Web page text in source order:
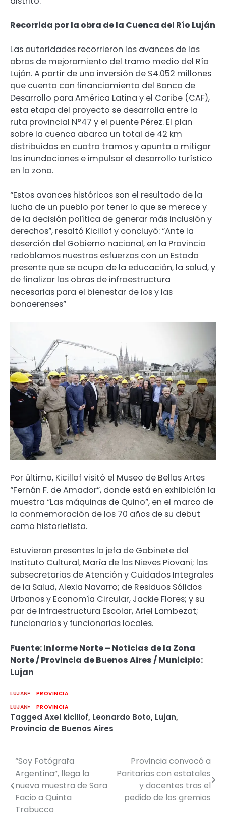
Recorrida por la obra de la Cuenca del Río Luján
Las autoridades recorrieron los avances de las
obras de mejoramiento del tramo medio del Río
Luján. A partir de una inversión de $4.052 millones
que cuenta con financiamiento del Banco de
Desarrollo para América Latina y el Caribe (CAF),
esta etapa del proyecto se desarrolla entre la
ruta provincial N°47 y el puente Pérez. El plan
sobre la cuenca abarca un total de 42 km
distribuidos en cuatro tramos y apunta a mitigar
las inundaciones e impulsar el desarrollo turístico
en la zona.
“Estos avances históricos son el resultado de la
lucha de un pueblo por tener lo que se merece y
de la decisión política de generar más inclusión y
derechos”, resaltó Kicillof y concluyó: “Ante la
deserción del Gobierno nacional, en la Provincia
redoblamos nuestros esfuerzos con un Estado
presente que se ocupa de la educación, la salud, y
de finalizar las obras de infraestructura
necesarias para el bienestar de los y las
bonaerenses”
Por último, Kicillof visitó el Museo de Bellas Artes
“Fernán F. de Amador”, donde está en exhibición la
muestra “Las máquinas de Quino”, en el marco de
la conmemoración de los 70 años de su debut
como historietista.
Estuvieron presentes la jefa de Gabinete del
Instituto Cultural, María de las Nieves Piovani; las
subsecretarias de Atención y Cuidados Integrales
de la Salud, Alexia Navarro; de Residuos Sólidos
Urbanos y Economía Circular, Jackie Flores; y su
par de Infraestructura Escolar, Ariel Lambezat;
funcionarios y funcionarias locales.
Fuente: Informe Norte – Noticias de la Zona
Norte / Provincia de Buenos Aires / Municipio:
Lujan
LUJAN
PROVINCIA
LUJAN
PROVINCIA
Tagged Axel kicillof, Leonardo Boto, Lujan,
Provincia de Buenos Aires
Navegación
de
entradas
“Soy Fotógrafa
Argentina”, llega la
nueva muestra de Sara
Facio a Quinta
Trabucco
Provincia convocó a
Paritarias con estatales
y docentes tras el
pedido de los gremios